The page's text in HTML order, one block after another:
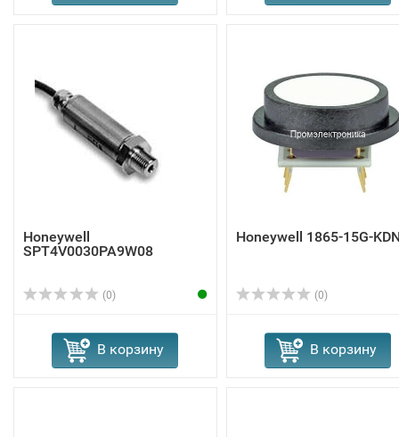
Honeywell
SPT4V0030PA9W08
(0)
В корзину
Honeywell 1865-15G-
(0)
В корзину